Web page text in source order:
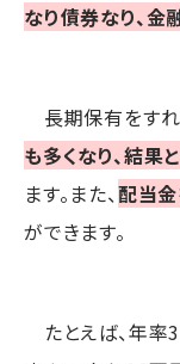
なり債券なり、
長期保有をすれ
も多くなり、結果
ます。また、配当
ができます。
たとえば、年率